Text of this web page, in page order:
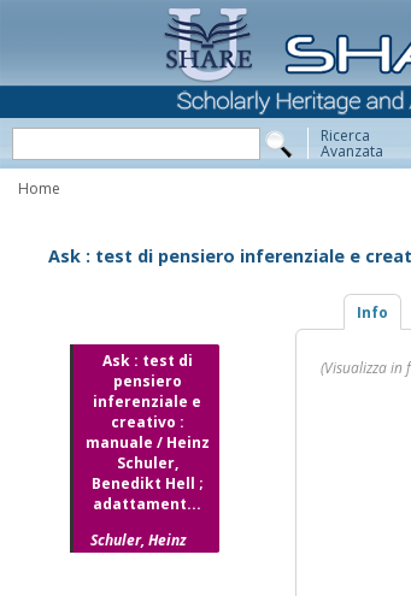
Ricerca
Avanzata
Home
Ask : test di pensiero inferenziale e
Ask : test di
pensiero
inferenziale e
creativo :
manuale / Heinz
Schuler,
Benedikt Hell ;
adattament...
Schuler, Heinz
Info
(Visualizza in